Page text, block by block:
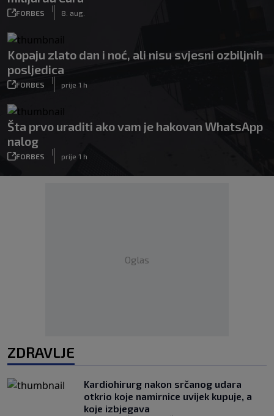
FORBES
|
8. aug.
Kopaju zlato dan i noć, ali nisu svjesni ozbiljnih
posljedica
FORBES
|
prije 1 h
Šta prvo uraditi ako vam je hakovan WhatsApp
nalog
FORBES
|
prije 1 h
Oglas
ZDRAVLJE
Kardiohirurg nakon srčanog udara
otkrio koje namirnice uvijek kupuje, a
koje izbjegava